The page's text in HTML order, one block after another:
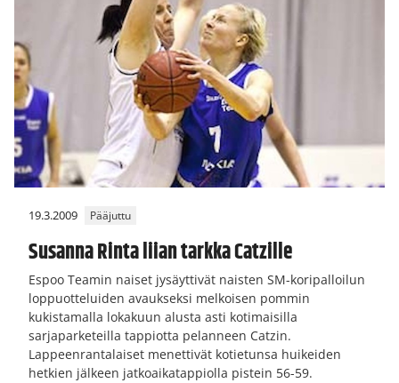
19.3.2009 Pääjuttu
Susanna Rinta liian tarkka Catzille
Espoo Teamin naiset jysäyttivät naisten SM-koripalloilun
loppuotteluiden avaukseksi melkoisen pommin
kukistamalla lokakuun alusta asti kotimaisilla
sarjaparketeilla tappiotta pelanneen Catzin.
Lappeenrantalaiset menettivät kotietunsa huikeiden
hetkien jälkeen jatkoaikatappiolla pistein 56-59.